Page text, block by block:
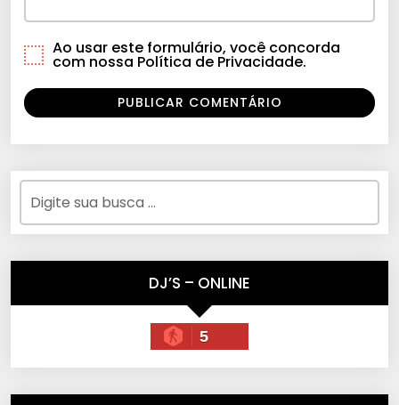
Ao usar este formulário, você concorda
com nossa Política de Privacidade.
DJ’S – ONLINE
5